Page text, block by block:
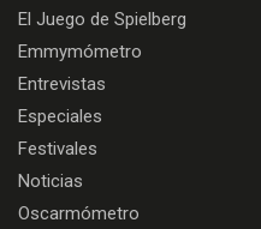
El Juego de Spielberg
Emmymómetro
Entrevistas
Especiales
Festivales
Noticias
Oscarmómetro